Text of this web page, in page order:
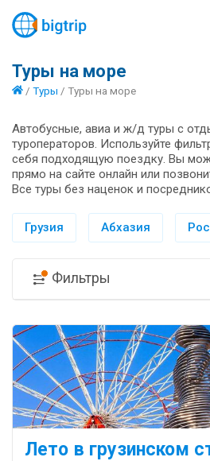
Туры на море
/ Туры / Туры на море
Автобусные, авиа и ж/д туры с
туроператоров. Используйте
себя подходящую поездку. Вы
прямо на сайте онлайн или
Все туры без наценок и
Грузия Абхазия
Фильтры
Лето в грузинском